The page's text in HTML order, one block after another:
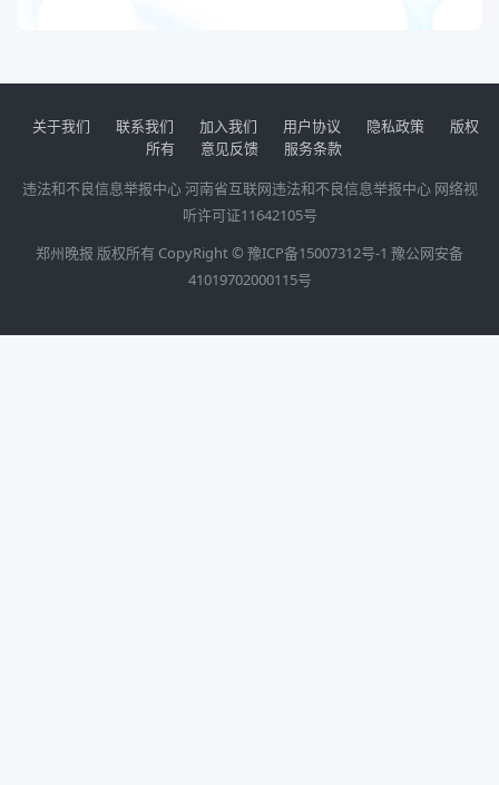
关于我们 联系我们 加入我们 用户协议 隐私政策
版权
所有
意见反馈
服务条款
违法和不良信息举报中心河南省互联网违法和不良信息举报中心 网络视
听许可证11642105号
郑州晚报 版权所有 CopyRight © 豫ICP备15007312号-1 豫公网安备
41019702000115号